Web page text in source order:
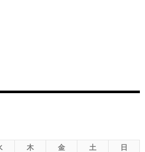
木 金 土
日